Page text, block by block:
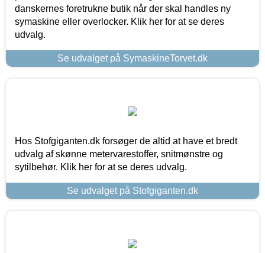
danskernes foretrukne butik når der skal handles ny
symaskine eller overlocker. Klik her for at se deres
udvalg.
Se udvalget på SymaskineTorvet.dk
Hos Stofgiganten.dk forsøger de altid at have et bredt
udvalg af skønne metervarestoffer, snitmønstre og
sytilbehør. Klik her for at se deres udvalg.
Se udvalget på Stofgiganten.dk